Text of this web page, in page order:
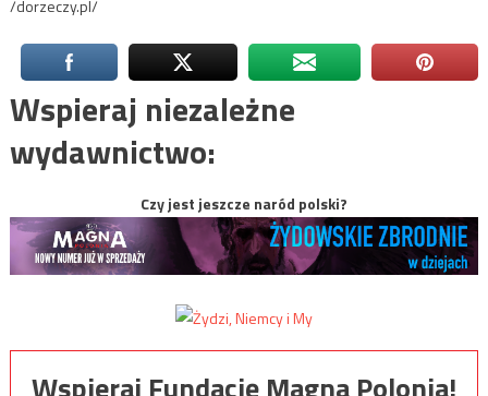
/dorzeczy.pl/
Wspieraj niezależne
wydawnictwo:
Czy jest jeszcze naród polski?
Wspieraj Fundację Magna Polonia!